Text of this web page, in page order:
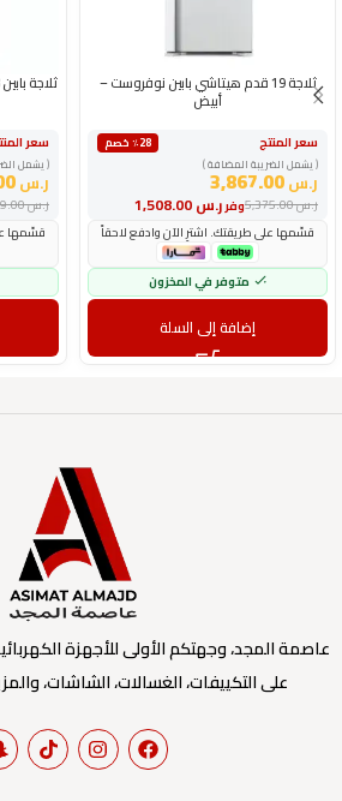
ثلاجة 19 قدم هيتاشي بابين نوفروست –
أبيض
سعر المنتج
٪28 خصم
( يشمل الضريبة المضافة )
ر.س3,867.00
وفرر.س ر.س5,375.00
قسّمها على طريقتك. اشترِ الآن وادفع لاحقاً
متوفر في المخزون
إضافة إلى السلة
ثلاجة بابين 18 قدم يوجين نو فروست – أبيض
سعر
( يشمل
ر.س1,704.00
ر.س2,369.00
قسّمها
عاصمة المجد، وجهتكم الأولى للأجهزة
على التكييفات، الغسالات، الشاشات،